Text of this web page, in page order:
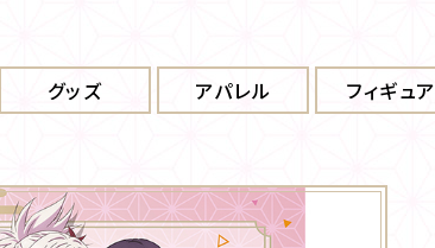
グッズ アパレル フィギュア